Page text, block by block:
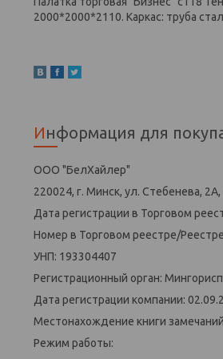
2000*2000*2110. Каркас: труба
Информация для
ООО "БелХайлер"
220024, г. Минск, ул. Стебенева, 2А,
Дата регистрации в Торговом
Номер в Торговом реестре/
УНП: 193304407
Регистрационный орган:
Дата регистрации компании:
Местонахождение книги
Режим работы: